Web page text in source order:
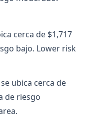
cerca de $1,717
bajo. Lower risk
se ubica cerca de
de riesgo